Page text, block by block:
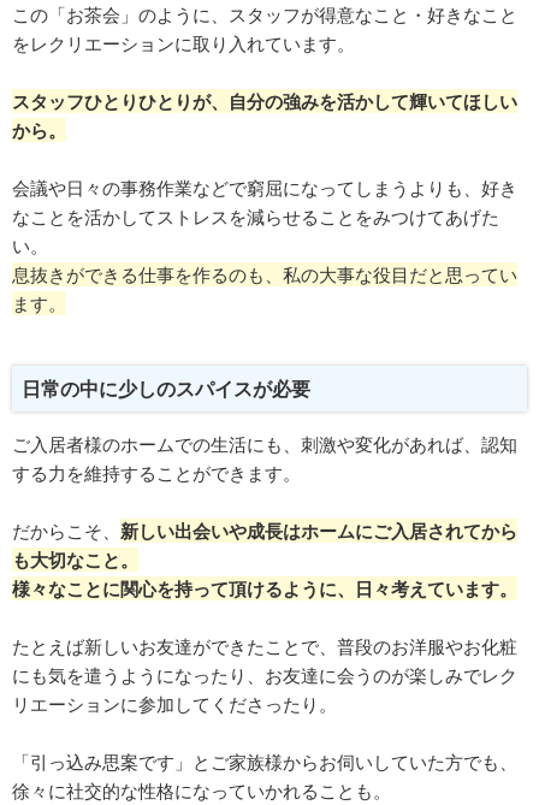
この「お茶会」のように、スタッフが得意なこと・好きなこと
をレクリエーションに取り入れています。
スタッフひとりひとりが、自分の強みを活かして輝いてほしい
から。
会議や日々の事務作業などで窮屈になってしまうよりも、好き
なことを活かしてストレスを減らせることをみつけてあげた
い。
息抜きができる仕事を作るのも、私の大事な役目だと思ってい
ます。
日常の中に少しのスパイスが必要
ご入居者様のホームでの生活にも、刺激や変化があれば、認知
する力を維持することができます。
だからこそ、 新しい出会いや成長はホームにご入居されてから
も大切なこと。
様々なことに関心を持って頂けるように、日々考えています。
たとえば新しいお友達ができたことで、普段のお洋服やお化粧
にも気を遣うようになったり、お友達に会うのが楽しみでレク
リエーションに参加してくださったり。
「引っ込み思案です」とご家族様からお伺いしていた方でも、
徐々に社交的な性格になっていかれることも。